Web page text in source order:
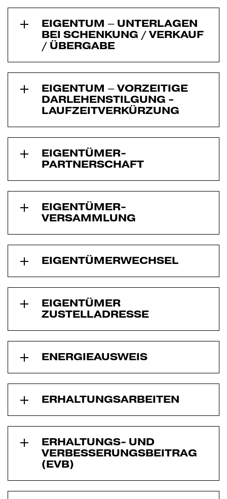
EIGENTUM – UNTERLAGEN
BEI SCHENKUNG / VERKAUF
/ ÜBERGABE
EIGENTUM – VORZEITIGE
DARLEHENSTILGUNG -
LAUFZEITVERKÜRZUNG
EIGENTÜMER­
PARTNERSCHAFT
EIGENTÜMER­
VERSAMMLUNG
EIGENTÜMERWECHSEL
EIGENTÜMER
ZUSTELLADRESSE
ENERGIE­AUSWEIS
ERHALTUNGS­ARBEITEN
ERHALTUNGS- UND
VERBESSER­UNGSBEITRAG
(EVB)